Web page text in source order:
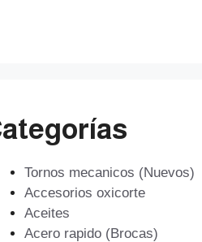
Tornos mecanicos (Nuevos)
Accesorios oxicorte
Aceites
Acero rapido (Brocas)